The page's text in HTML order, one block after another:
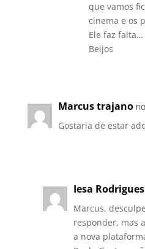
que vamos
cinema e os
Ele faz falta…
Beijos
Marcus trajano
Gostaria de estar
Iesa Rodrigues
Marcus,
responder, mas
a nova